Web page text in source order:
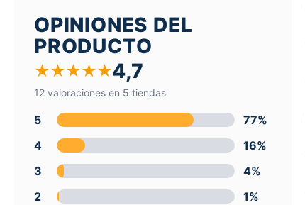
OPINIONES DEL
PRODUCTO
★★★★★4,7
12 valoraciones en 5 tiendas
5
77%
4
16%
3
4%
2
1%